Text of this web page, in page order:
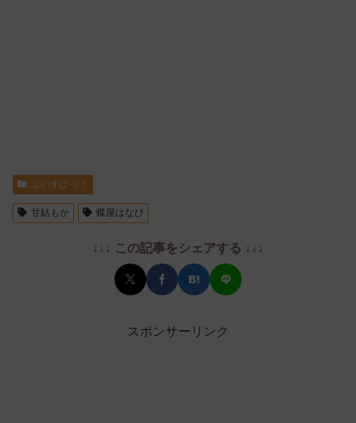
ぶいすぽっ！
甘結もか 蝶屋はなび
↓↓↓ この記事をシェアする ↓↓↓
スポンサーリンク